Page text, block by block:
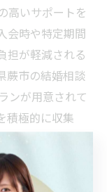
高いサポートを
会時や特定期間
担が軽減される
蕨市の結婚相談
ンが用意されて
積極的に収集
で、よりお得に